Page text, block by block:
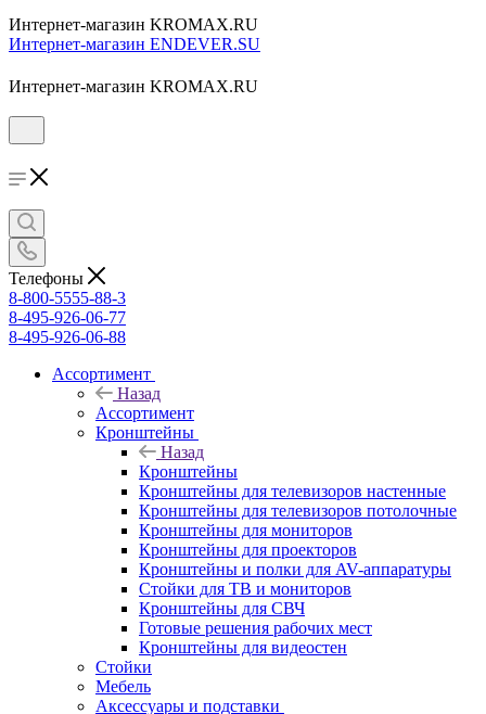
Интернет-магазин KROMAX.RU
Интернет-магазин ENDEVER.SU
Интернет-магазин KROMAX.RU
Телефоны
8-800-5555-88-3
8-495-926-06-77
8-495-926-06-88
Ассортимент
Назад
Ассортимент
Кронштейны
Назад
Кронштейны
Кронштейны для телевизоров настенные
Кронштейны для телевизоров потолочные
Кронштейны для мониторов
Кронштейны для проекторов
Кронштейны и полки для AV-аппаратуры
Стойки для ТВ и мониторов
Кронштейны для СВЧ
Готовые решения рабочих мест
Кронштейны для видеостен
Стойки
Мебель
Аксессуары и подставки